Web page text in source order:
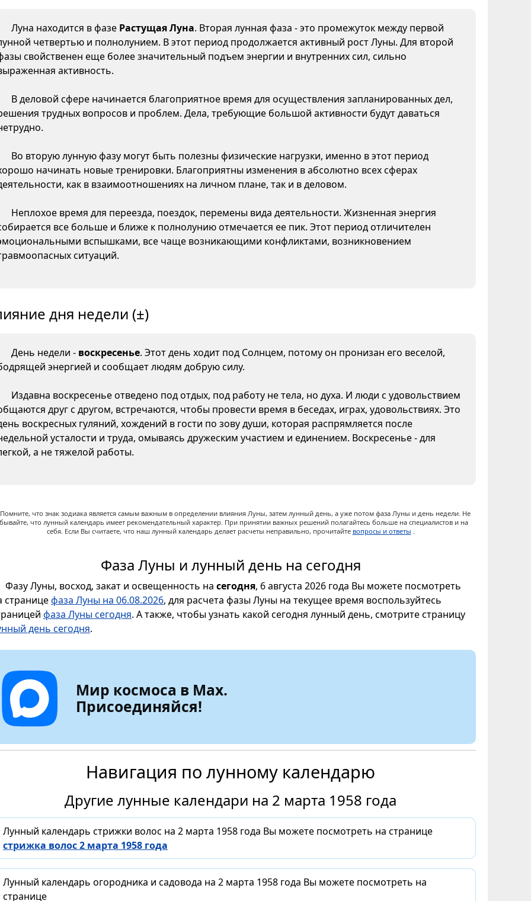
Луна находится в фазе Растущая Луна. Вторая лунная фаза - это промежуток между первой
четвертью и полнолунием. В этот период продолжается активный рост Луны. Для второй
свойственен еще более значительный подъем энергии и внутренних сил, сильно
активность.
В деловой сфере начинается благоприятное время для осуществления запланированных дел,
трудных вопросов и проблем. Дела, требующие большой активности будут даваться
Во вторую лунную фазу могут быть полезны физические нагрузки, именно в этот период
начинать новые тренировки. Благоприятны изменения в абсолютно всех сферах
как в взаимоотношениях на личном плане, так и в деловом.
Неплохое время для переезда, поездок, перемены вида деятельности. Жизненная энергия
все больше и ближе к полнолунию отмечается ее пик. Этот период отличителен
вспышками, все чаще возникающими конфликтами, возникновением
ситуаций.
дня недели (±)
День недели - воскресенье. Этот день ходит под Солнцем, потому он пронизан его веселой,
энергией и сообщает людям добрую силу.
Издавна воскресенье отведено под отдых, под работу не тела, но духа. И люди с удовольствием
друг с другом, встречаются, чтобы провести время в беседах, играх, удовольствиях. Это
воскресных гуляний, хождений в гости по зову души, которая распрямляется после
усталости и труда, омываясь дружеским участием и единением. Воскресенье - для
а не тяжелой работы.
Помните, что знак зодиака является самым важным в определении влияния Луны, затем лунный день, а уже потом фаза Луны и день недели. Не
что лунный календарь имеет рекомендательный характер. При принятии важных решений полагайтесь больше на специалистов и на
себя. Если Вы считаете, что наш лунный календарь делает расчеты неправильно, прочитайте вопросы и ответы .
Фаза Луны и лунный день на сегодня
Фазу Луны, восход, закат и освещенность на сегодня, 6 августа 2026 года Вы можете посмотреть
страницефаза Луны на 06.08.2026, для расчета фазы Луны на текущее время воспользуйтесь
фаза Луны сегодня. А также, чтобы узнать какой сегодня лунный день, смотрите страницу
день сегодня.
Мир космоса в Max.
Присоединяйся!
Навигация по лунному календарю
Другие лунные календари на 2 марта 1958 года
Лунный календарь стрижки волос на 2 марта 1958 года Вы можете посмотреть на странице
стрижка волос 2 марта 1958 года
Лунный календарь огородника и садовода на 2 марта 1958 года Вы можете посмотреть на
странице